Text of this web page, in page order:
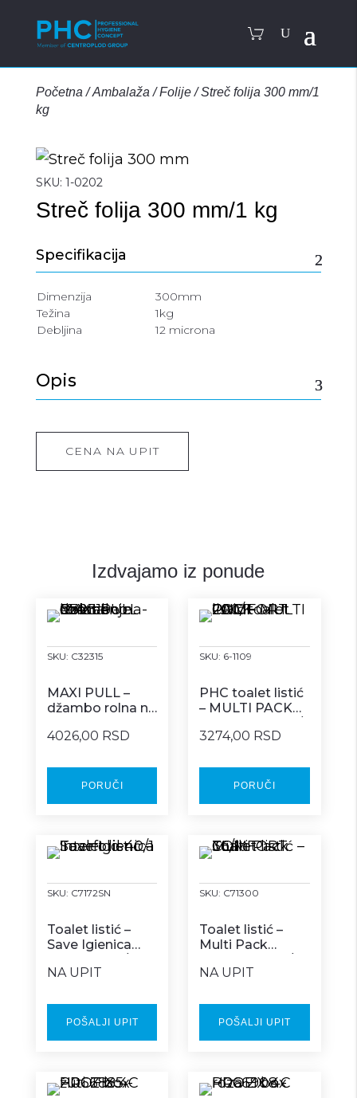
Početna /Ambalaža /Folije/Streč folija 300 mm/1
kg
SKU: 1-0202
Streč folija 300 mm/1 kg
Specifikacija
Dimenzija
300mm
Težina
1kg
Debljina
12 microna
Opis
CENA NA UPIT
Izdvajamo iz ponude
SKU: C32315
MAXI PULL –
džambo rolna na
izvlačenje 6/1
4026,00 RSD
PORUČI
SKU: 6-1109
PHC toalet listić
– MULTI PACK
3274,00 RSD
PORUČI
SKU: C7172SN
Toalet listić –
Save Igienica
NA UPIT
POŠALJI UPIT
SKU: C71300
Toalet listić –
Multi Pack
NA UPIT
POŠALJI UPIT